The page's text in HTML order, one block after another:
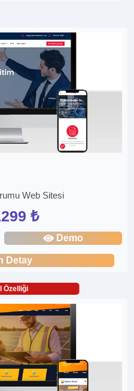
Web Sitesi
₺
Demo
Detay
Özelliği